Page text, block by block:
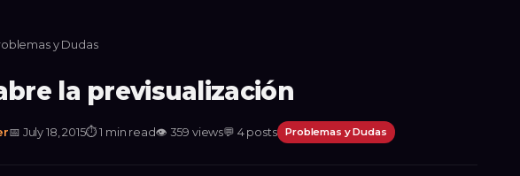
y Dudas
la previsualización
📅 July 18, 2015⏱1 min read👁 359 views💬 4 posts Problemas y Dudas